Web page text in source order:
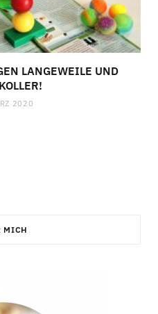
LANGEWEILE UND
2020
MICH